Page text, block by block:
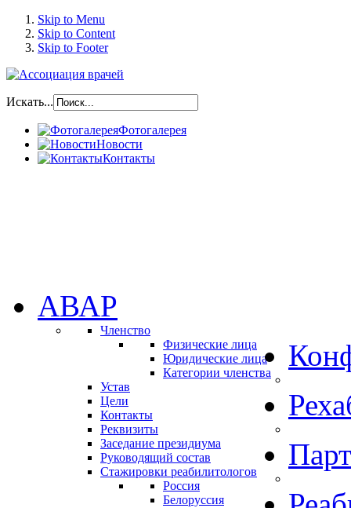
Skip to Menu
Skip to Content
Skip to Footer
Искать...
Фотогалерея
Новости
Контакты
АВАР
Членство
Физические лица
Юридические лица
Категории членства
Устав
Цели
Контакты
Реквизиты
Заседание президиума
Руководящий состав
Стажировки реабилитологов
Россия
Белоруссия